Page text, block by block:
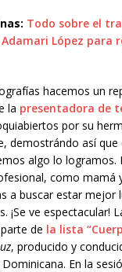
Todo sobre el
López para
hacemos un
la presentadora de
por su
demostrándo así que
algo lo logramos.
como mamá
a buscar estar mejor
¡Se ve espectacular!
de la lista
, producido y
Dominicana. En la